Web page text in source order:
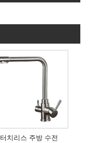
터치리스 주방 수전